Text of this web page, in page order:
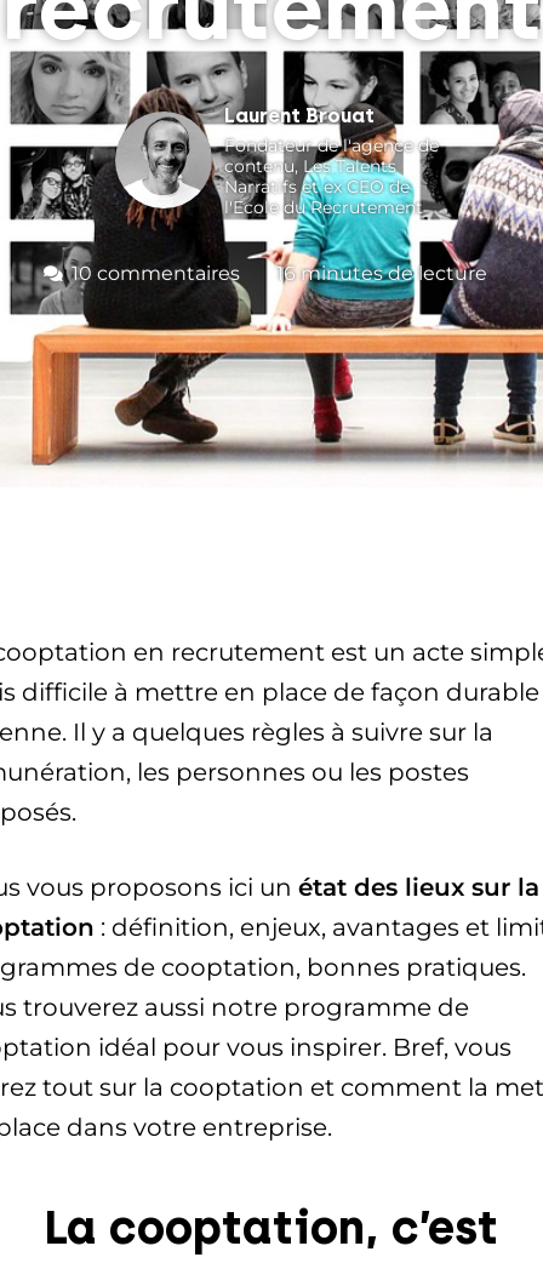
Laurent Brouat
Fondateur de l'agence de
contenu, Les Talents
Narratifs et ex CEO de
l'Ecole du Recrutement
10 commentaires 16minutes de lecture
en recrutement est un acte
difficile à mettre en place de façon
Il y a quelques règles à suivre sur la
les personnes ou les postes
vous proposons ici unétat des lieux sur la
: définition, enjeux, avantages et
de cooptation, bonnes pratiques.
trouverez aussi notre programme de
idéal pour vous inspirer. Bref, vous
tout sur la cooptation et comment la
dans votre entreprise.
La cooptation, c’est